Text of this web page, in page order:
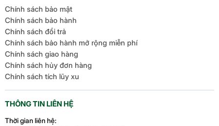
Chính sách bảo mật
Chính sách bảo hành
Chính sách đổi trả
Chính sách bảo hành mở rộng miễn phí
Chính sách giao hàng
Chính sách hủy đơn hàng
Chính sách tích lũy xu
THÔNG TIN LIÊN HỆ
Thời gian liên hệ: